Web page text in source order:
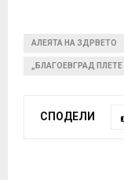
АЛЕЯТА НА ЗДРВЕТО
„БЛАГОЕВГРАД ПЛЕТЕ
СПОДЕЛИ